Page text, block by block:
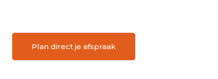
Plan direct je afspraak